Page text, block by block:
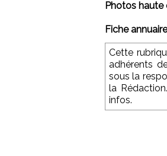
Photos haute
Fiche annuaire
Cette
adhérents
sous la
la
infos.